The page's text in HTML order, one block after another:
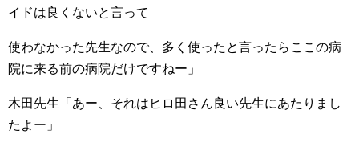
イドは良くないと言って
使わなかった先生なので、多く使ったと言ったらここの病
院に来る前の病院だけですねー」
木田先生「あー、それはヒロ田さん良い先生にあたりまし
たよー」